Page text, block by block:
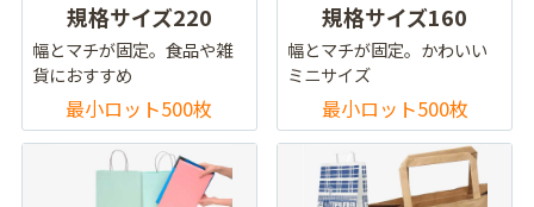
規格サイズ220
幅とマチが固定。食品や雑
貨におすすめ
最小ロット500枚
規格サイズ160
幅とマチが固定。かわいい
ミニサイズ
最小ロット500枚